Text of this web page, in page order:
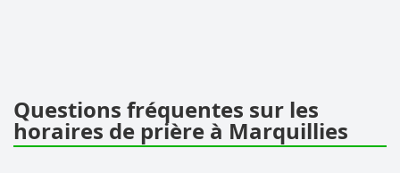
Questions fréquentes sur les
horaires de prière à Marquillies